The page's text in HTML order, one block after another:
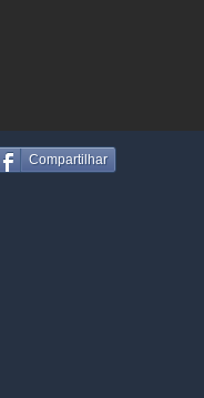
Compartilhar